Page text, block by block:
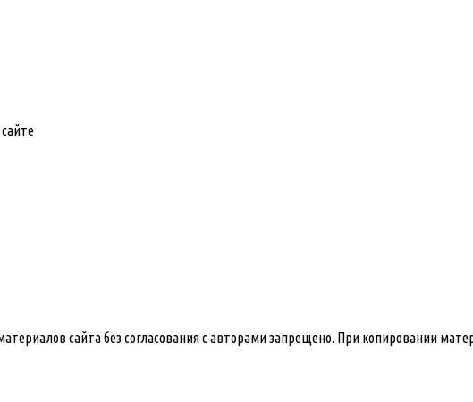
сайта без согласования с авторами запрещено. При копировании